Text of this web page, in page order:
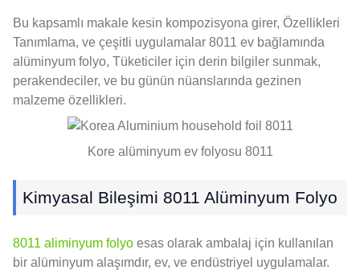
Bu kapsamlı makale kesin kompozisyona girer, Özellikleri
Tanımlama, ve çeşitli uygulamalar 8011 ev bağlamında
alüminyum folyo, Tüketiciler için derin bilgiler sunmak,
perakendeciler, ve bu günün nüanslarında gezinen
malzeme özellikleri.
Kore alüminyum ev folyosu 8011
Kimyasal Bileşimi 8011 Alüminyum Folyo
8011 aliminyum folyo esas olarak ambalaj için kullanılan
bir alüminyum alaşımdır, ev, ve endüstriyel uygulamalar.